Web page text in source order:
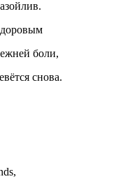
боли,
снова.